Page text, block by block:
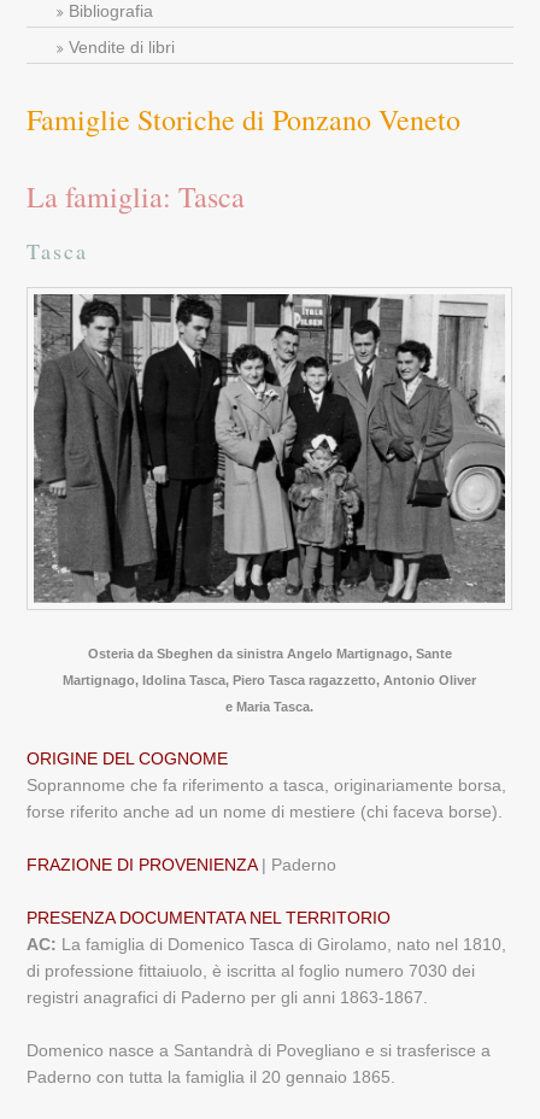
Bibliografia
Vendite di libri
Famiglie Storiche di Ponzano Veneto
La famiglia: Tasca
Tasca
Osteria da Sbeghen da sinistra Angelo Martignago, Sante
Martignago, Idolina Tasca, Piero Tasca ragazzetto, Antonio Oliver
e Maria Tasca.
ORIGINE DEL COGNOME
Soprannome che fa riferimento a tasca, originariamente borsa,
forse riferito anche ad un nome di mestiere (chi faceva borse).
FRAZIONE DI PROVENIENZA | Paderno
PRESENZA DOCUMENTATA NEL TERRITORIO
AC: La famiglia di Domenico Tasca di Girolamo, nato nel 1810,
di professione fittaiuolo, è iscritta al foglio numero 7030 dei
registri anagrafici di Paderno per gli anni 1863-1867.
Domenico nasce a Santandrà di Povegliano e si trasferisce a
Paderno con tutta la famiglia il 20 gennaio 1865.